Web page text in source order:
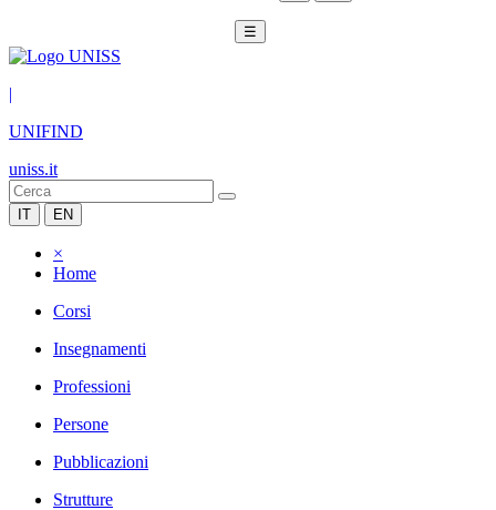
☰
|
UNIFIND
uniss.it
IT EN
×
Home
Corsi
Insegnamenti
Professioni
Persone
Pubblicazioni
Strutture